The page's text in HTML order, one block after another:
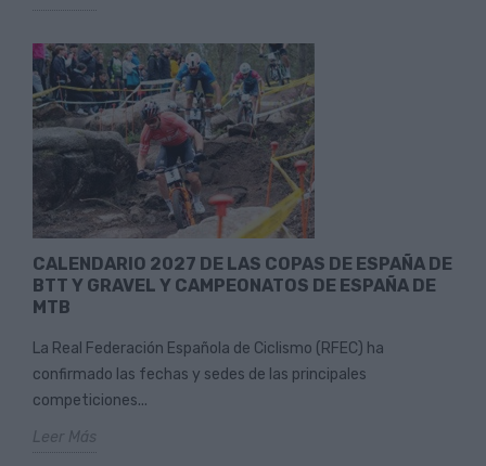
CALENDARIO 2027 DE LAS COPAS DE ESPAÑA DE
BTT Y GRAVEL Y CAMPEONATOS DE ESPAÑA DE
MTB
La Real Federación Española de Ciclismo (RFEC) ha
confirmado las fechas y sedes de las principales
competiciones...
Leer Más